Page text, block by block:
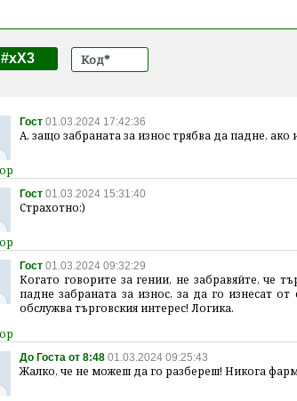
#xX3
Гост 01.03.2024 17:42:36
А, защо забраната за износ трябва да падне,
Гост 01.03.2024 15:31:40
Страхотно:)
Гост 01.03.2024 09:32:29
Когато говорите за гении, не забравяйте, че
падне забраната за износ, за да го изнесат
обслужва търговския интерес! Логика.
До Госта от 8:48 01.03.2024 09:25:43
Жалко, че не можеш да го разбереш! Никога